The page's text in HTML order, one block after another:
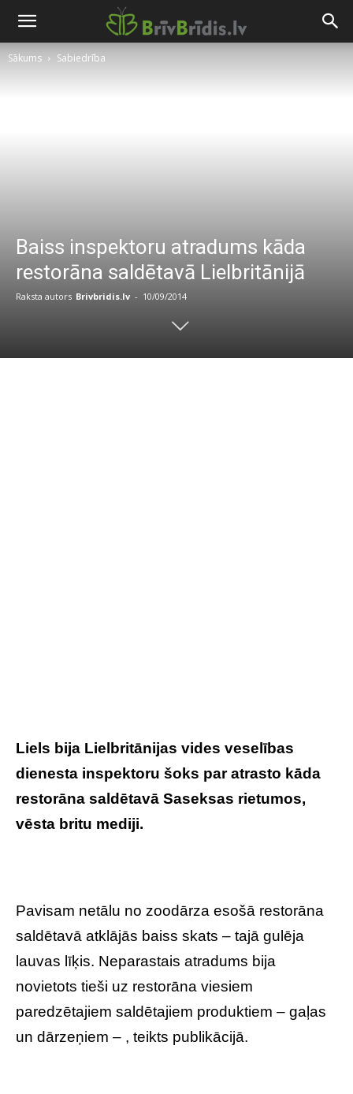
Sākums Sabiedrība
Baiss inspektoru atradums kāda
restorāna saldētavā Lielbritānijā
Raksta autors Brivbridis.lv - 10/09/2014
Liels bija Lielbritānijas vides veselības
dienesta inspektoru šoks par atrasto kāda
restorāna saldētavā Saseksas rietumos,
vēsta britu mediji.
Pavisam netālu no zoodārza esošā restorāna
saldētavā atklājās baiss skats – tajā gulēja
lauvas līķis. Neparastais atradums bija
novietots tieši uz restorāna viesiem
paredzētajiem saldētajiem produktiem – gaļas
un dārzeņiem – , teikts publikācijā.